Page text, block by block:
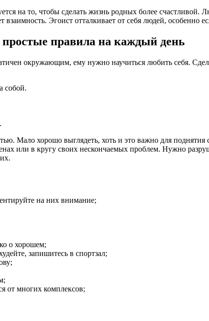
на то, чтобы сделать жизнь родных более счастливой.
взаимность. Эгоист отталкивает от себя людей, особенно
простые правила на каждый день
окружающим, ему нужно научиться любить себя.
собой.
Мало хорошо выглядеть, хоть и это важно для
или в кругу своих нескончаемых проблем. Нужно
на них внимание;
о хорошем;
запишитесь в спортзал;
от многих комплексов;